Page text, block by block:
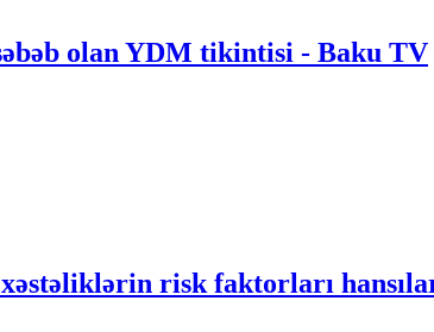
olan YDM tikintisi - Baku TV
risk faktorları